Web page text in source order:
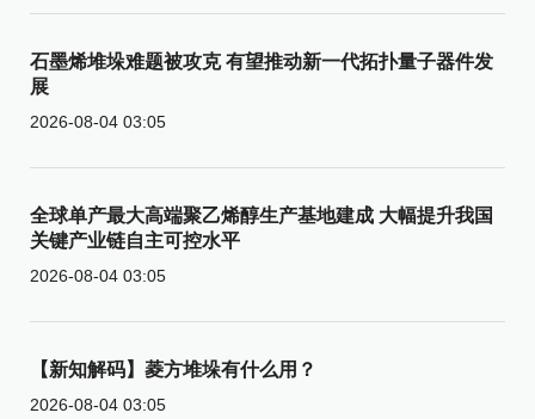
石墨烯堆垛难题被攻克 有望推动新一代拓扑量子器件发
展
2026-08-04 03:05
全球单产最大高端聚乙烯醇生产基地建成 大幅提升我国
关键产业链自主可控水平
2026-08-04 03:05
【新知解码】菱方堆垛有什么用？
2026-08-04 03:05